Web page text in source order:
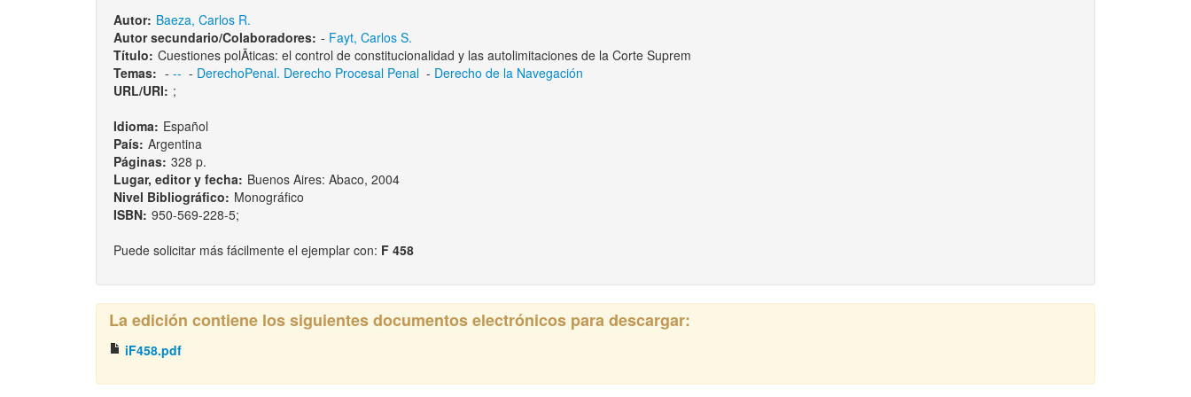
Autor: Baeza, Carlos R.
Autor secundario/Colaboradores: - Fayt, Carlos S.
Título: Cuestiones polÃ­ticas: el control de constitucionalidad y las autolimitaciones de la Corte Suprem
Temas: - -- - DerechoPenal. Derecho Procesal Penal- Derecho de la Navegación
URL/URI: ;
Idioma: Español
País: Argentina
Páginas: 328 p.
Lugar, editor y fecha: Buenos Aires: Abaco, 2004
Nivel Bibliográfico: Monográfico
ISBN: 950-569-228-5;
Puede solicitar más fácilmente el ejemplar con: F 458
La edición contiene los siguientes documentos electrónicos para descargar:
iF458.pdf